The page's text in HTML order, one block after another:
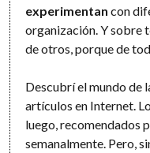
experimentan con
organización. Y sobre
de otros, porque de
Descubrí el mundo de
artículos en Internet.
luego, recomendados
semanalmente. Pero,